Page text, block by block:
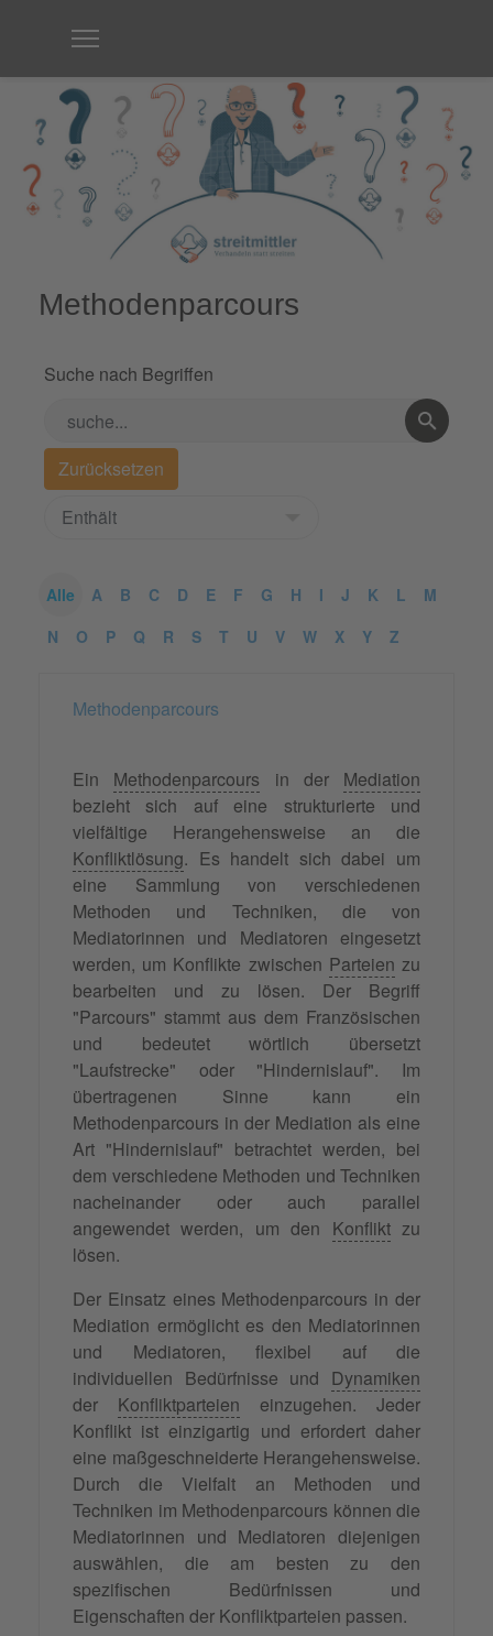
Methodenparcours
Suche nach Begriffen
Alle A B C D E F G H I J K L
M
N
O P Q R S T U V W X Y Z
Methodenparcours
Ein Methodenparcours in der Mediation
bezieht sich auf eine strukturierte und
vielfältige Herangehensweise an die
Konfliktlösung. Es handelt sich dabei um
eine Sammlung von verschiedenen
Methoden und Techniken, die von
Mediatorinnen und Mediatoren eingesetzt
werden, um Konflikte zwischen Parteien zu
bearbeiten und zu lösen. Der Begriff
"Parcours" stammt aus dem Französischen
und bedeutet wörtlich übersetzt
"Laufstrecke" oder "Hindernislauf". Im
übertragenen Sinne kann ein
Methodenparcours in der Mediation als eine
Art "Hindernislauf" betrachtet werden, bei
dem verschiedene Methoden und Techniken
nacheinander oder auch parallel
angewendet werden, um den Konfliktzu
lösen.
Der Einsatz eines Methodenparcours in der
Mediation ermöglicht es den Mediatorinnen
und Mediatoren, flexibel auf die
individuellen Bedürfnisse und Dynamiken
der Konfliktparteien einzugehen. Jeder
Konflikt ist einzigartig und erfordert daher
eine maßgeschneiderte Herangehensweise.
Durch die Vielfalt an Methoden und
Techniken im Methodenparcours können die
Mediatorinnen und Mediatoren diejenigen
auswählen, die am besten zu den
spezifischen Bedürfnissen und
Eigenschaften der Konfliktparteien passen.